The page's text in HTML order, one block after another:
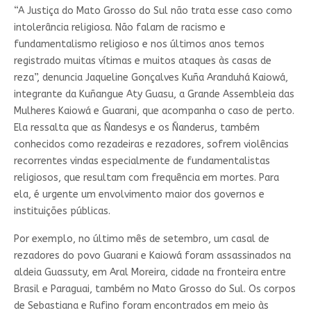
“A Justiça do Mato Grosso do Sul não trata esse caso como
intolerância religiosa. Não falam de racismo e
fundamentalismo religioso e nos últimos anos temos
registrado muitas vítimas e muitos ataques às casas de
reza”, denuncia Jaqueline Gonçalves Kuña Aranduhá Kaiowá,
integrante da Kuñangue Aty Guasu, a Grande Assembleia das
Mulheres Kaiowá e Guarani, que acompanha o caso de perto.
Ela ressalta que as Ñandesys e os Ñanderus, também
conhecidos como rezadeiras e rezadores, sofrem violências
recorrentes vindas especialmente de fundamentalistas
religiosos, que resultam com frequência em mortes. Para
ela, é urgente um envolvimento maior dos governos e
instituições públicas.
Por exemplo, no último mês de setembro, um casal de
rezadores do povo Guarani e Kaiowá foram assassinados na
aldeia Guassuty, em Aral Moreira, cidade na fronteira entre
Brasil e Paraguai, também no Mato Grosso do Sul. Os corpos
de Sebastiana e Rufino foram encontrados em meio às